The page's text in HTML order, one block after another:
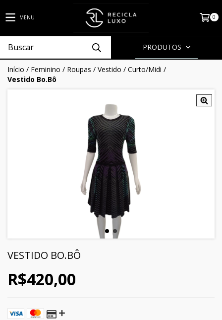
MENU 0
PRODUTOS
Início / Feminino / Roupas / Vestido / Curto/Midi /
Vestido Bo.Bô
VESTIDO BO.BÔ
R$420,00